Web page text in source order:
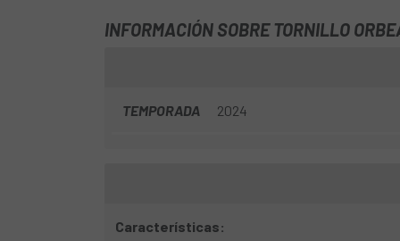
INFORMACIÓN SOBRE TORNILLO
TEMPORADA 2024
Características: